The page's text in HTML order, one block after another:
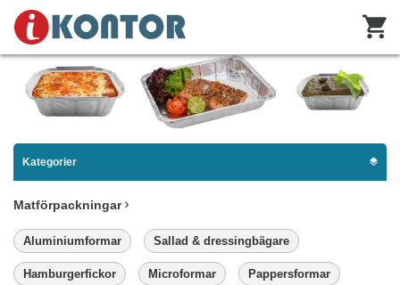
Kategorier
Matförpackningar
Aluminiumformar Sallad & dressingbägare
Hamburgerfickor Microformar Pappersformar